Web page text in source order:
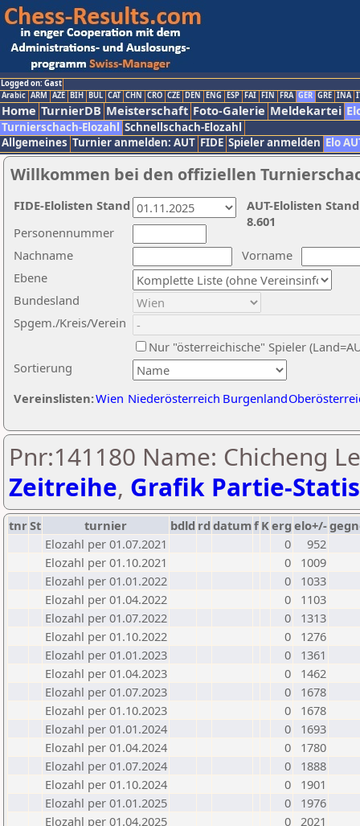
Logged on: Gast
Arabic ARM AZE BIH BUL CAT CHN CRO CZE DEN ENG ESP FAI FIN FRA GER GRE INA
Home TurnierDB Meisterschaft Foto-Galerie Meldekartei
Turnierschach-Elozahl Schnellschach-Elozahl
Allgemeines Turnier anmelden: AUT FIDE Spieler anmelden Elo
Willkommen bei den offiziellen
Nachname
Vorname
Ebene
Sortierung
Personennummer
Bundesland
Spgem./Kreis/Verein
Nur "österreichische" Spieler
Vereinslisten:Wien Niederösterreich Burgenland
AUT-Elolisten
8.601
FIDE-Elolisten Stand
Pnr:141180 Name: Chicheng
Zeitreihe, Grafik Partie-
tnrSt turnier bdld rd datumf Kerg elo+/-
Elozahl per 01.07.2021
0
952
Elozahl per 01.10.2021
0
1009
Elozahl per 01.01.2022
0
1033
Elozahl per 01.04.2022
0
1103
Elozahl per 01.07.2022
0
1313
Elozahl per 01.10.2022
0
1276
Elozahl per 01.01.2023
0
1361
Elozahl per 01.04.2023
0
1462
Elozahl per 01.07.2023
0
1678
Elozahl per 01.10.2023
0
1678
Elozahl per 01.01.2024
0
1693
Elozahl per 01.04.2024
0
1780
Elozahl per 01.07.2024
0
1888
Elozahl per 01.10.2024
0
1901
Elozahl per 01.01.2025
0
1976
Elozahl per 01.04.2025
0 2021